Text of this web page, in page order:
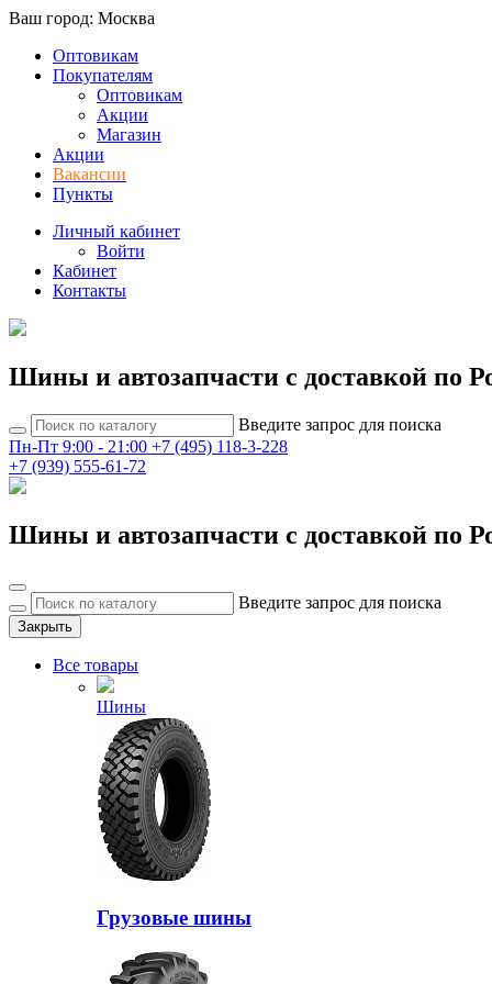
Ваш город: Москва
Оптовикам
Покупателям
Оптовикам
Акции
Магазин
Акции
Вакансии
Пункты
Личный кабинет
Войти
Кабинет
Контакты
Шины и автозапчасти с доставкой по
Введите запрос для поиска
Пн-Пт 9:00 - 21:00 +7 (495) 118-3-228
+7 (939) 555-61-72
Шины и автозапчасти с доставкой по
Введите запрос для поиска
Закрыть
Все товары
Шины
Грузовые шины